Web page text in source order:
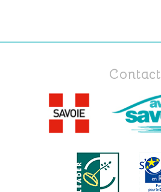
Contact